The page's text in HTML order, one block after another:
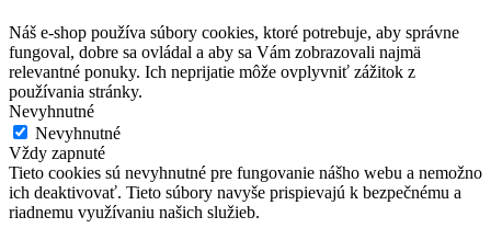
Náš e-shop používa súbory cookies, ktoré potrebuje, aby správne
fungoval, dobre sa ovládal a aby sa Vám zobrazovali najmä
relevantné ponuky. Ich neprijatie môže ovplyvniť zážitok z
používania stránky.
Nevyhnutné
Nevyhnutné
Vždy zapnuté
Tieto cookies sú nevyhnutné pre fungovanie nášho webu a nemožno
ich deaktivovať. Tieto súbory navyše prispievajú k bezpečnému a
riadnemu využívaniu našich služieb.